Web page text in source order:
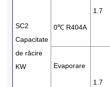
SC2
Capacitate
de răcire
KW
0℃ R404A
1.7
Evaporare
1.7